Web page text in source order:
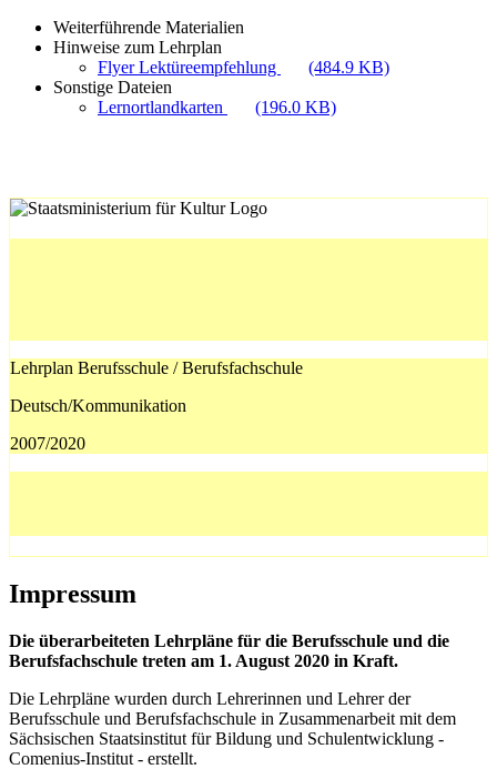
Weiterführende Materialien
Hinweise zum Lehrplan
Flyer Lektüreempfehlung
(484.9 KB)
Sonstige Dateien
Lernortlandkarten
(196.0 KB)
Lehrplan Berufsschule / Berufsfachschule
Deutsch/Kommunikation
2007/2020
Impressum
Die überarbeiteten Lehrpläne für die Berufsschule und die
Berufsfachschule treten am 1. August 2020 in Kraft.
Die Lehrpläne wurden durch Lehrerinnen und Lehrer der
Berufsschule und Berufsfachschule in Zusammenarbeit mit dem
Sächsischen Staatsinstitut für Bildung und Schulentwicklung -
Comenius-Institut - erstellt.